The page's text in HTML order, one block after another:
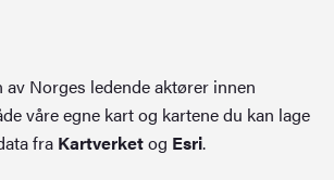
av Norges ledende aktører innen
våre egne kart og kartene du kan lage
fra Kartverketog Esri.